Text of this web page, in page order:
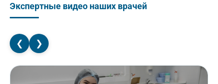
Экспертные видео наших врачей
❮ ❯